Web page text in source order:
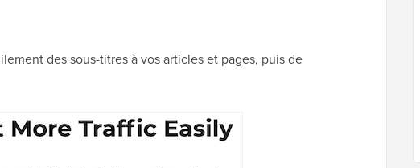
des sous-titres à vos articles et pages, puis de